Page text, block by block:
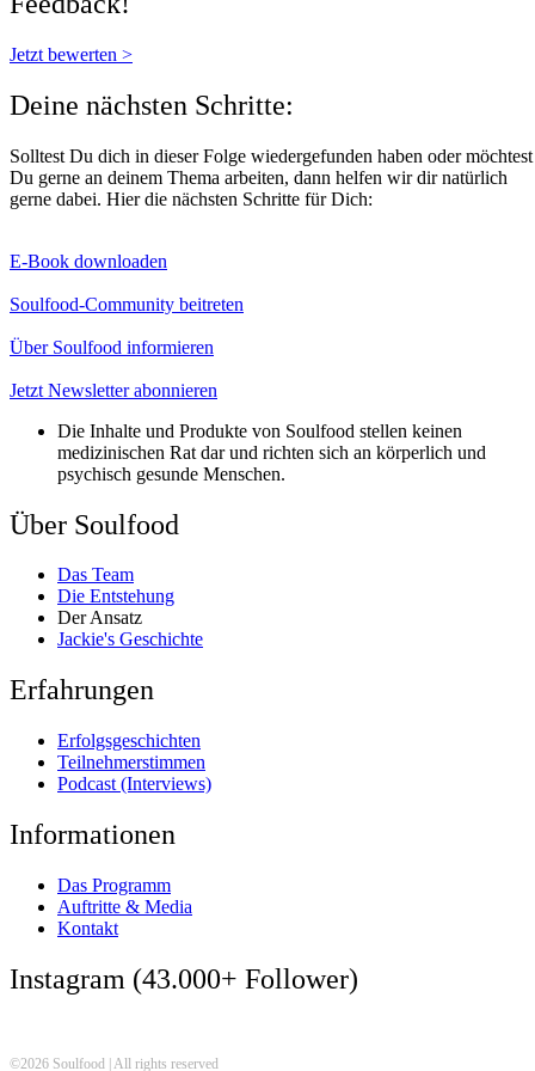
Jetzt bewerten >
Deine nächsten Schritte:
Solltest Du dich in dieser Folge wiedergefunden haben oder möchtest
Du gerne an deinem Thema arbeiten, dann helfen wir dir natürlich
gerne dabei. Hier die nächsten Schritte für Dich:
E-Book downloaden
Soulfood-Community beitreten
Über Soulfood informieren
Jetzt Newsletter abonnieren
Die Inhalte und Produkte von Soulfood stellen keinen
medizinischen Rat dar und richten sich an körperlich und
psychisch gesunde Menschen.​
Über Soulfood
Das Team
Die Entstehung
Der Ansatz
Jackie's Geschichte
Erfahrungen
Erfolgsgeschichten
Teilnehmerstimmen
Podcast (Interviews)
Informationen
Das Programm
Auftritte & Media
Kontakt
Instagram (43.000+ Follower)
©2026 Soulfood | All rights reserved